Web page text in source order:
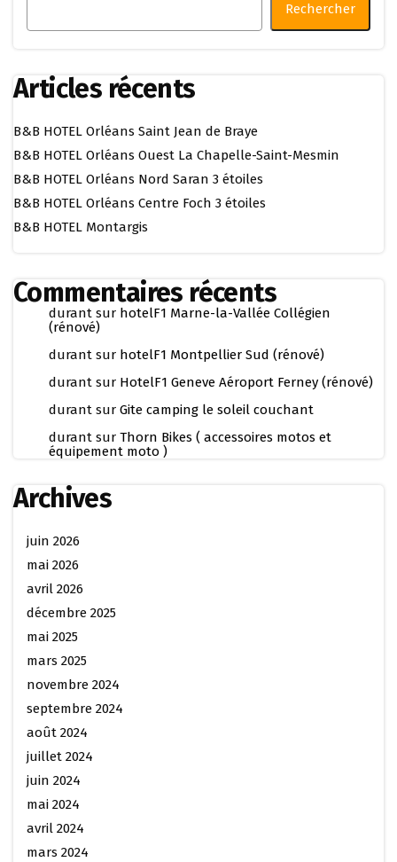
Rechercher
Articles récents
B&B HOTEL Orléans Saint Jean de Braye
B&B HOTEL Orléans Ouest La Chapelle-Saint-Mesmin
B&B HOTEL Orléans Nord Saran 3 étoiles
B&B HOTEL Orléans Centre Foch 3 étoiles
B&B HOTEL Montargis
Commentaires récents
durant sur hotelF1 Marne-la-Vallée Collégien
(rénové)
durant sur hotelF1 Montpellier Sud (rénové)
durant sur HotelF1 Geneve Aéroport Ferney (rénové)
durant sur Gite camping le soleil couchant
durant sur Thorn Bikes ( accessoires motos et
équipement moto )
Archives
juin 2026
mai 2026
avril 2026
décembre 2025
mai 2025
mars 2025
novembre 2024
septembre 2024
août 2024
juillet 2024
juin 2024
mai 2024
avril 2024
mars 2024